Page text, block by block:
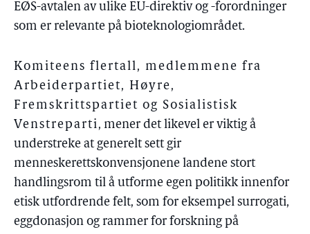
EØS-avtalen av ulike EU-direktiv og -forordninger
som er relevante på bioteknologiområdet.
Komiteens flertall, medlemmene fra
Arbeiderpartiet, Høyre,
Fremskrittspartiet og Sosialistisk
Venstreparti, mener det likevel er viktig å
understreke at generelt sett gir
menneskerettskonvensjonene landene stort
handlingsrom til å utforme egen politikk innenfor
etisk utfordrende felt, som for eksempel surrogati,
eggdonasjon og rammer for forskning på